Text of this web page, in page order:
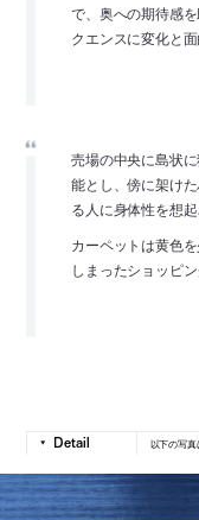
で、奥への期待感
クエンスに変化と面
売場の中央に島状
能とし、傍に架け
る人に身体性を想起
カーペットは黄色
しまったショッピ
以下の写